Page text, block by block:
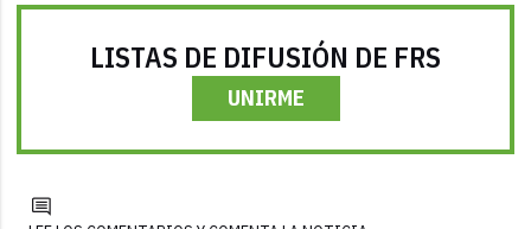
LISTAS DE DIFUSIÓN DE FRS
UNIRME